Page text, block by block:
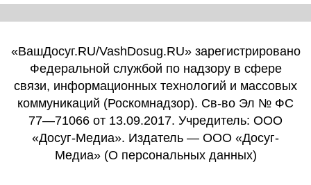
«ВашДосуг.RU/VashDosug.RU» зарегистрировано
Федеральной службой по надзору в сфере
связи, информационных технологий и массовых
коммуникаций (Роскомнадзор). Св-во Эл № ФС
77—71066 от 13.09.2017. Учредитель: ООО
«Досуг-Медиа». Издатель — ООО «Досуг-
Медиа» (О персональных данных)